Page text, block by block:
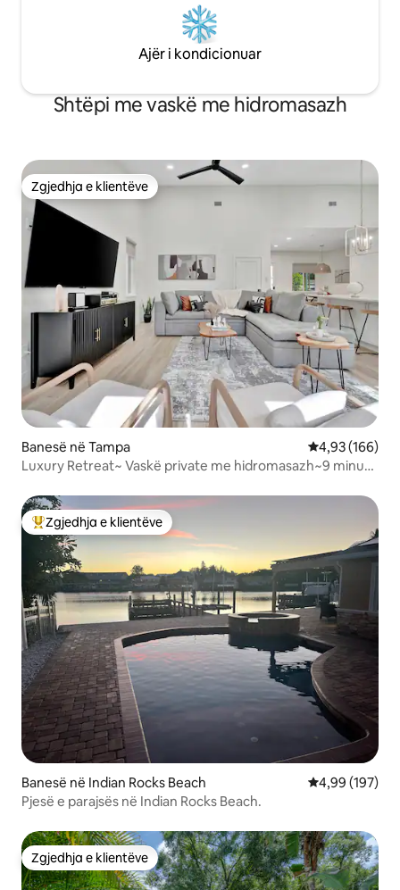
Ajër i kondicionuar
Shtëpi me vaskë me hidromasazh
Zgjedhja e klientëve
Zgjedhja e klientëve
Banesë në Tampa Vlerësimi
4,93 (166)
Luxury Retreat~ Vaskë private me hidromasazh~9 minuta
Më të mirat e zgjedhjeve të klientëve
Zgjedhja e klientëve
Banesë në Indian Rocks Beach Vlerësimi
4,99 (197)
Pjesë e parajsës në Indian Rocks Beach.
Zgjedhja e klientëve
Zgjedhja e klientëve